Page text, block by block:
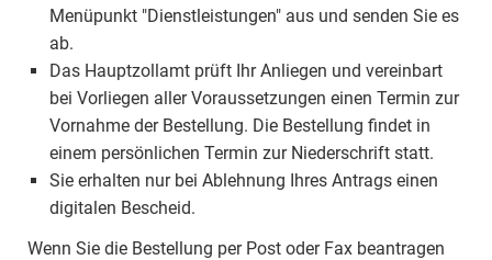
Menüpunkt "Dienstleistungen" aus und senden Sie es
ab.
Das Hauptzollamt prüft Ihr Anliegen und vereinbart
bei Vorliegen aller Voraussetzungen einen Termin zur
Vornahme der Bestellung. Die Bestellung findet in
einem persönlichen Termin zur Niederschrift statt.
Sie erhalten nur bei Ablehnung Ihres Antrags einen
digitalen Bescheid.
Wenn Sie die Bestellung per Post oder Fax beantragen